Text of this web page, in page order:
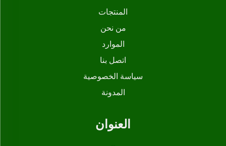
المنتجات
من نحن
الموارد
اتصل بنا
سياسة الخصوصية
المدونة
العنوان